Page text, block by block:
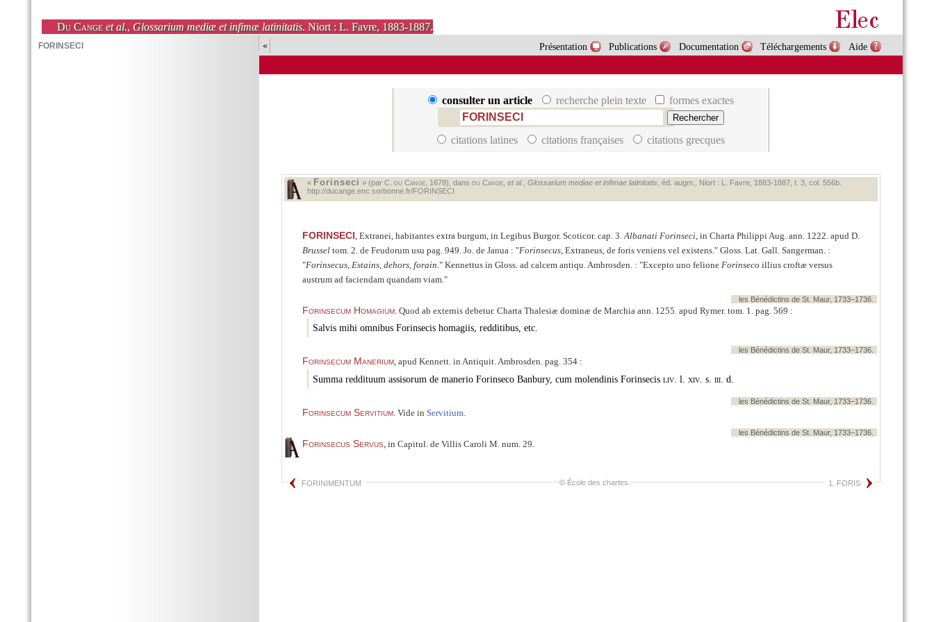
Du Cange et al., Glossarium mediæ et infimæ latinitatis. Niort : L. Favre, 1883-1887.
« Aide
Téléchargements
Documentation
Publications
Présentation
consulter un article recherche plein texte formes exactes
citations latines citations françaises citations grecques
« Forinseci » (par C. du Cange, 1678), dans du Cange, et al. Glossarium mediae et infimae latinitatis , éd. augm., Niort : L. Favre, 1883‑1887, t. 3, col. 556b.
http://ducange.enc.sorbonne.fr/FORINSECI
FORINSECI, Extranei, habitantes extra burgum, in Legibus Burgor. Scoticor. cap. 3.Albanati Forinseci, in Charta Philippi Aug. ann. 1222. apud D.
Brusseltom. 2. de Feudorum usu pag. 949. Jo. de Janua : Forinsecus, Extraneus, de foris veniens vel existens. Gloss. Lat. Gall. Sangerman. :
Forinsecus, Estains, dehors, forain. Kennettus in Gloss. ad calcem antiqu. Ambrosden. : Excepto uno felione Forinseco illius croftæ versus
austrum ad faciendam quandam viam.
les Bénédictins de St. Maur, 1733–1736.
Forinsecum Homagium. Quod ab externis debetur. Charta Thalesiæ dominæ de Marchia ann. 1255. apud Rymer. tom. 1. pag. 569 :
Salvis mihi omnibus Forinsecis homagiis, redditibus, etc.
les Bénédictins de St. Maur, 1733–1736.
Forinsecum Manerium, apud Kennett. in Antiquit. Ambrosden. pag. 354 :
Summa reddituum assisorum de manerio Forinseco Banbury, cum molendinis Forinsecis liv. l. xiv. s. iii. d.
les Bénédictins de St. Maur, 1733–1736.
Forinsecum Servitium. Vide in Servitium.
les Bénédictins de St. Maur, 1733–1736.
Forinsecus Servus , in Capitul. de Villis Caroli M. num. 29.
FORINIMENTUM 1. FORIS
© École des chartes